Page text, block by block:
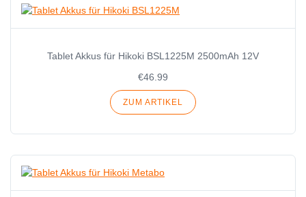
Tablet Akkus für Hikoki BSL1225M 2500mAh 12V
€46.99
ZUM ARTIKEL